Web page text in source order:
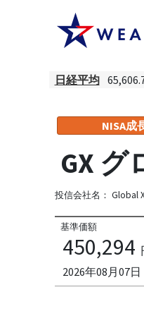
日経平均
NISA成
GX
投信会社名： Global
基準価額
450,294
2026年08月07日